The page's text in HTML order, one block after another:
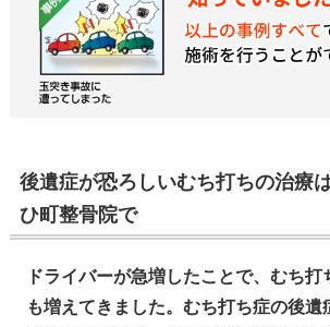
後遺症が恐ろしいむち打ちの治療
ひ町整骨院で
ドライバーが急増したことで、むち
も増えてきました。むち打ち症の後遺